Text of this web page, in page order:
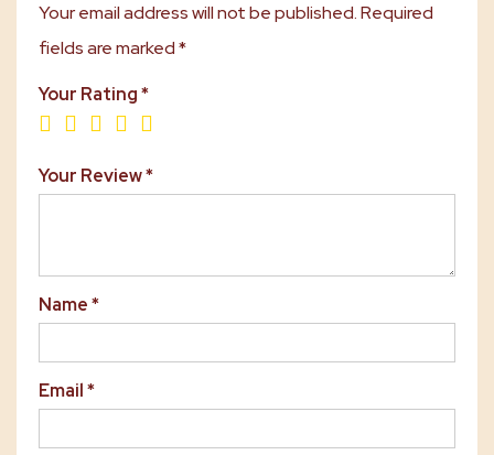
Your email address will not be published.Required
fields are marked*
Your Rating*
Your Review*
Name*
Email*